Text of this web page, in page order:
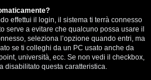
effettui il login, il sistema ti terrà connesso
serve a evitare che qualcuno possa usare il
seleziona l’opzione quando entri, ma
se ti colleghi da un PC usato anche da
università, ecc. Se non vedi il checkbox,
disabilitato questa caratteristica.